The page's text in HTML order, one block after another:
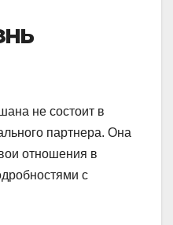
не состоит в
партнера. Она
отношения в
с